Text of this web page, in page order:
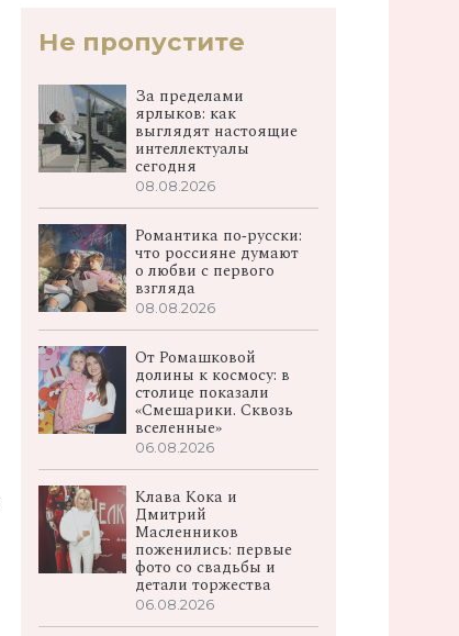
Не пропустите
За пределами
ярлыков: как
выглядят настоящие
интеллектуалы
сегодня
08.08.2026
Романтика по‑русски:
что россияне думают
о любви с первого
взгляда
08.08.2026
От Ромашковой
долины к космосу: в
столице показали
«Смешарики. Сквозь
вселенные»
06.08.2026
Клава Кока и
Дмитрий
Масленников
поженились: первые
фото со свадьбы и
детали торжества
06.08.2026